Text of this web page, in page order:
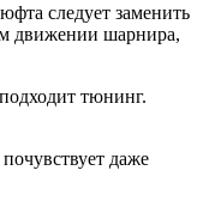
следует заменить
движении шарнира,
тюнинг.
даже